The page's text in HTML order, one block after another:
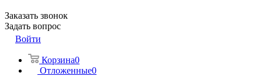
Заказать звонок
Задать вопрос
Войти
Корзина0
Отложенные0